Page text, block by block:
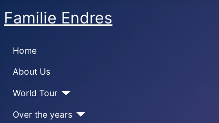
Familie Endres
Home
About Us
World Tour
Over the years